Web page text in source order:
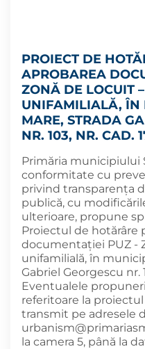
PROIECT DE
APROBAREA
ZONĂ DE LOCUIT
UNIFAMILIALĂ, ÎN
MARE, STRADA
NR. 103, NR. CAD.
Primăria municipiului
conformitate cu
privind transparența
publică, cu
ulterioare, propune
Proiectul de hotărâre
documentației PUZ -
unifamilială, în
Gabriel Georgescu nr.
Eventualele
referitoare la
transmit pe adresele
la camera 5, până la